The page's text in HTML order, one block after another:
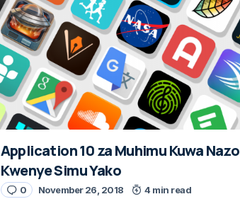
Application 10 za Muhimu Kuwa Nazo
Kwenye Simu Yako
0 November 26, 2018 4 min read